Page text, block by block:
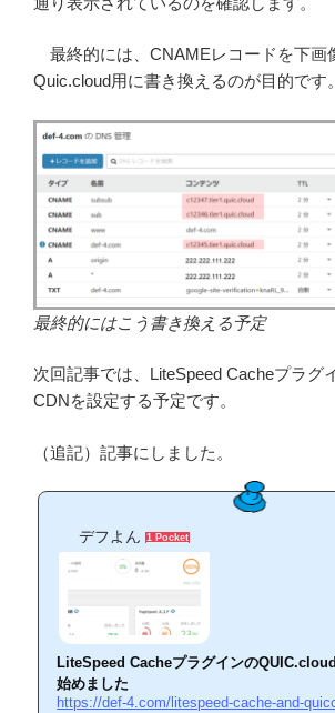
最終的には、CNAMEレコードを下画
Quic.cloud用に書き換えるのが目的です。
最終的にはこう書き換える予定
次回記事では、LiteSpeed Cacheプラグ
CDNを設定する予定です。
（追記）記事にしました。
デフよん 1 Pocket
LiteSpeed Cacheプラグインの
始めました
https://def-4.com/litespeed-cache-and-